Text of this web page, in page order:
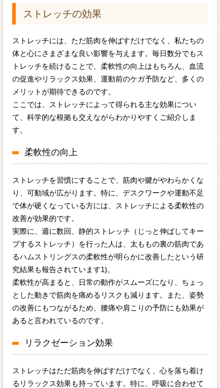
ストレッチの効果
ストレッチには、ただ筋肉を伸ばすだけでなく、私たちの
体と心にさまざまな良い影響を与えます。毎日数分でもス
トレッチを続けることで、柔軟性の向上はもちろん、血流
の促進やリラックス効果、運動前のケガ予防など、多くの
メリットが期待できるのです。
ここでは、ストレッチによって得られる主な効果につい
て、科学的な根拠も交えながらわかりやすくご紹介しま
す。
柔軟性の向上
ストレッチを習慣にすることで、筋肉や腱がやわらかくな
り、可動域が広がります。特に、デスクワークや運動不足
で体が硬くなっている方には、ストレッチによる柔軟性の
改善が効果的です。
実際に、週に数回、静的ストレッチ（じっと伸ばしてキー
プするストレッチ）を行った人は、太ももの裏の筋肉であ
るハムストリングスの柔軟性が明らかに改善したという研
究結果も報告されています1)。
柔軟性が高まると、日常の動作がスムーズになり、ちょっ
とした動きで筋肉を痛めるリスクも減ります。また、姿勢
の改善にもつながるため、腰痛や肩こりの予防にも効果が
あると言われているのです。
リラクゼーション効果
ストレッチはただ筋肉を伸ばすだけでなく、心を落ち着け
るリラックス効果も持っています。特に、呼吸に合わせて